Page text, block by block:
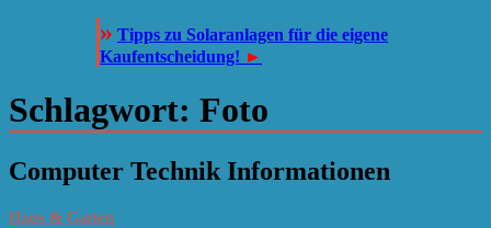
» Tipps zu Solaranlagen für die eigene
Kaufentscheidung! ►
Schlagwort: Foto
Computer Technik Informationen
Haus & Garten